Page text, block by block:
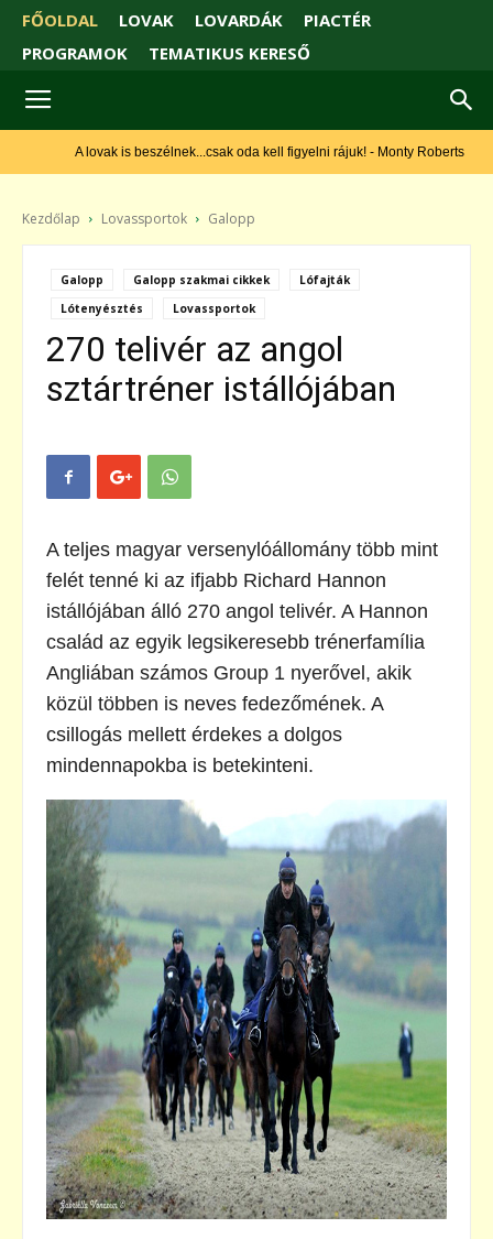
FŐOLDAL LOVAK LOVARDÁK
PIACTÉR
PROGRAMOK
TEMATIKUS KERESŐ
A lovak is beszélnek...csak oda kell figyelni rájuk! - Monty Roberts
Kezdőlap Lovassportok Galopp
Galopp Galopp szakmai cikkek
Lófajták
Lótenyésztés
Lovassportok
270 telivér az angol
sztártréner istállójában
A teljes magyar versenylóállomány több mint
felét tenné ki az ifjabb Richard Hannon
istállójában álló 270 angol telivér. A Hannon
család az egyik legsikeresebb trénerfamília
Angliában számos Group 1 nyerővel, akik
közül többen is neves fedezőmének. A
csillogás mellett érdekes a dolgos
mindennapokba is betekinteni.